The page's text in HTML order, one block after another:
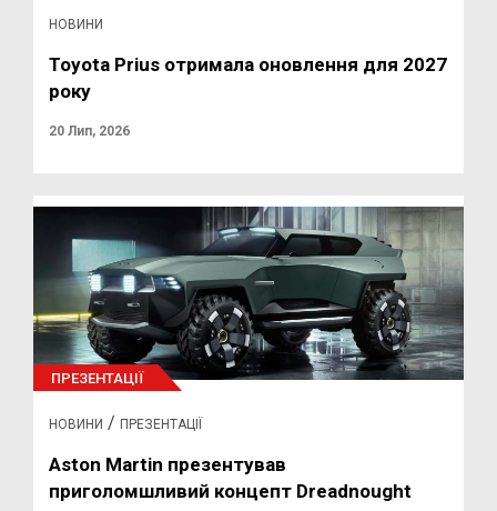
НОВИНИ
Toyota Prius отримала оновлення для 2027
року
20 Лип, 2026
ПРЕЗЕНТАЦІЇ
НОВИНИ / ПРЕЗЕНТАЦІЇ
Aston Martin презентував
приголомшливий концепт Dreadnought